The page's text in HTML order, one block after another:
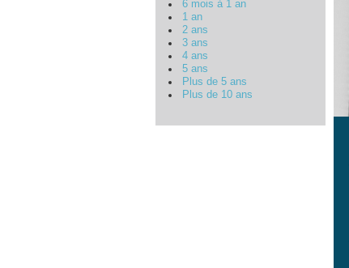
6 mois à 1 an
1 an
2 ans
3 ans
4 ans
5 ans
Plus de 5 ans
Plus de 10 ans